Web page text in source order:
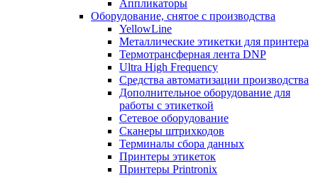
Аппликаторы
Оборудование, снятое с производства
YellowLine
Металлические этикетки для принтера
Термотрансферная лента DNP
Ultra High Frequency
Средства автоматизации производства
Дополнительное оборудование для
работы с этикеткой
Сетевое оборудование
Сканеры штрихкодов
Терминалы сбора данных
Принтеры этикеток
Принтеры Printronix